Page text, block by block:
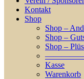
Kontakt
Shop
Shop –
Shop –
Shop –
Kasse
Warenkorb